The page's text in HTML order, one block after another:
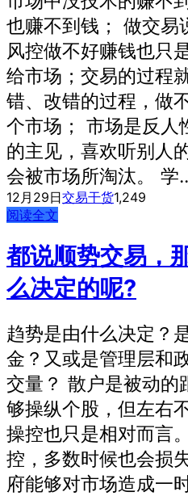
也赚不到钱； 做交易
风控做不好赚钱也只
给市场；交易的过程
错、改错的过程，做
个市场； 市场是反人
的主见，喜欢听别人
会被市场所淘汰。 学
12月29日交易干货1,249
阅读全文
都说顺势交易，
么决定的呢?
趋势是由什么决定？
金？又或是管理层和
交量？ 散户是被动的
够操纵个股，但左右
操控也只是相对而言
控，多数时候也会损
府能够对市场造成一